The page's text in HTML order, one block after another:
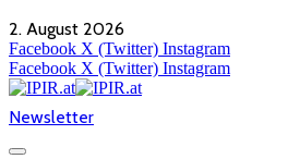
2. August 2026
Facebook X (Twitter) Instagram
Facebook X (Twitter) Instagram
Newsletter